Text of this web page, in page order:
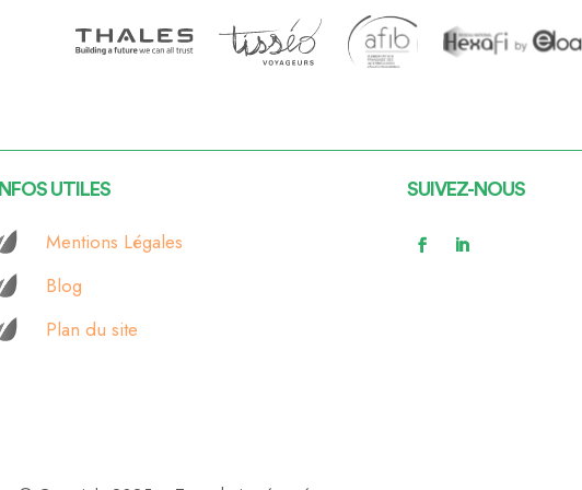
INFOS UTILES
Mentions Légales
Blog
Plan du site
SUIVEZ-NOUS